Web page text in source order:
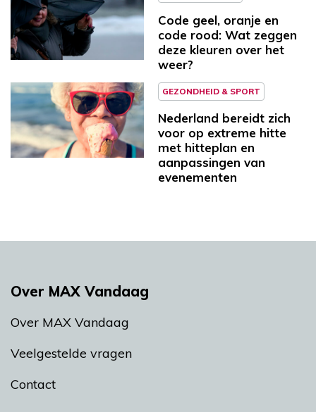
Code geel, oranje en
code rood: Wat zeggen
deze kleuren over het
weer?
GEZONDHEID & SPORT
Nederland bereidt zich
voor op extreme hitte
met hitteplan en
aanpassingen van
evenementen
Over MAX Vandaag
Over MAX Vandaag
Veelgestelde vragen
Contact